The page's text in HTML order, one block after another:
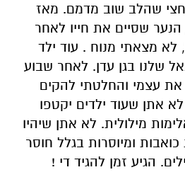
שהלב שוב מדמם. מאז
שסיים את חייו לאחר
לא מצאתי מנוח . עוד ילד
שלנו בגן עדן. לאחר שבוע
עצמי והחלטתי להקים
אתן שעוד ילדים יקטפו
מילולית. לא אתן שיהיו
ומיוסרות בגלל חוסר
הגיע זמן להגיד די !